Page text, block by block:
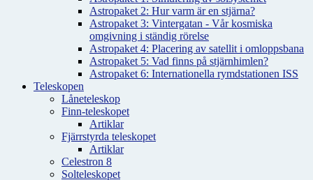
Astropaket 2: Hur varm är en stjärna?
Astropaket 3: Vintergatan - Vår kosmiska
omgivning i ständig rörelse
Astropaket 4: Placering av satellit i omloppsbana
Astropaket 5: Vad finns på stjärnhimlen?
Astropaket 6: Internationella rymdstationen ISS
Teleskopen
Låneteleskop
Finn-teleskopet
Artiklar
Fjärrstyrda teleskopet
Artiklar
Celestron 8
Solteleskopet